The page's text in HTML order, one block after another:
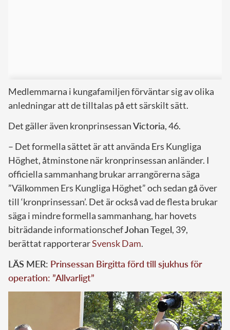
Medlemmarna i kungafamiljen förväntar sig av olika
anledningar att de tilltalas på ett särskilt sätt.
Det gäller även kronprinsessanVictoria, 46.
– Det formella sättet är att använda Ers Kungliga
Höghet, åtminstone när kronprinsessan anländer. I
officiella sammanhang brukar arrangörerna säga
”Välkommen Ers Kungliga Höghet” och sedan gå över
till ‘kronprinsessan’. Det är också vad de flesta brukar
säga i mindre formella sammanhang, har hovets
biträdande informationschefJohan Tegel, 39,
berättat rapporterarSvensk Dam.
LÄS MER: Prinsessan Birgitta förd till sjukhus för
operation: ”Allvarligt”